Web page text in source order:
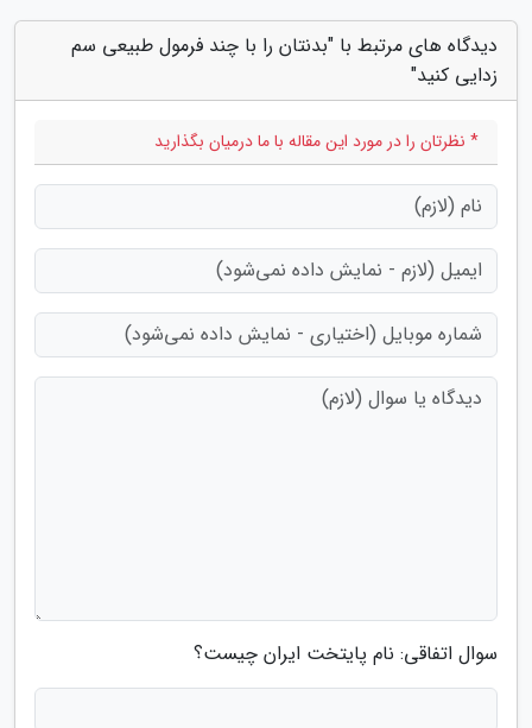
دیدگاه های مرتبط با "بدنتان را با چند فرمول طبیعی سم
زدایی کنید"
* نظرتان را در مورد این مقاله با ما درمیان بگذارید
سوال اتفاقی: نام پایتخت ایران چیست؟